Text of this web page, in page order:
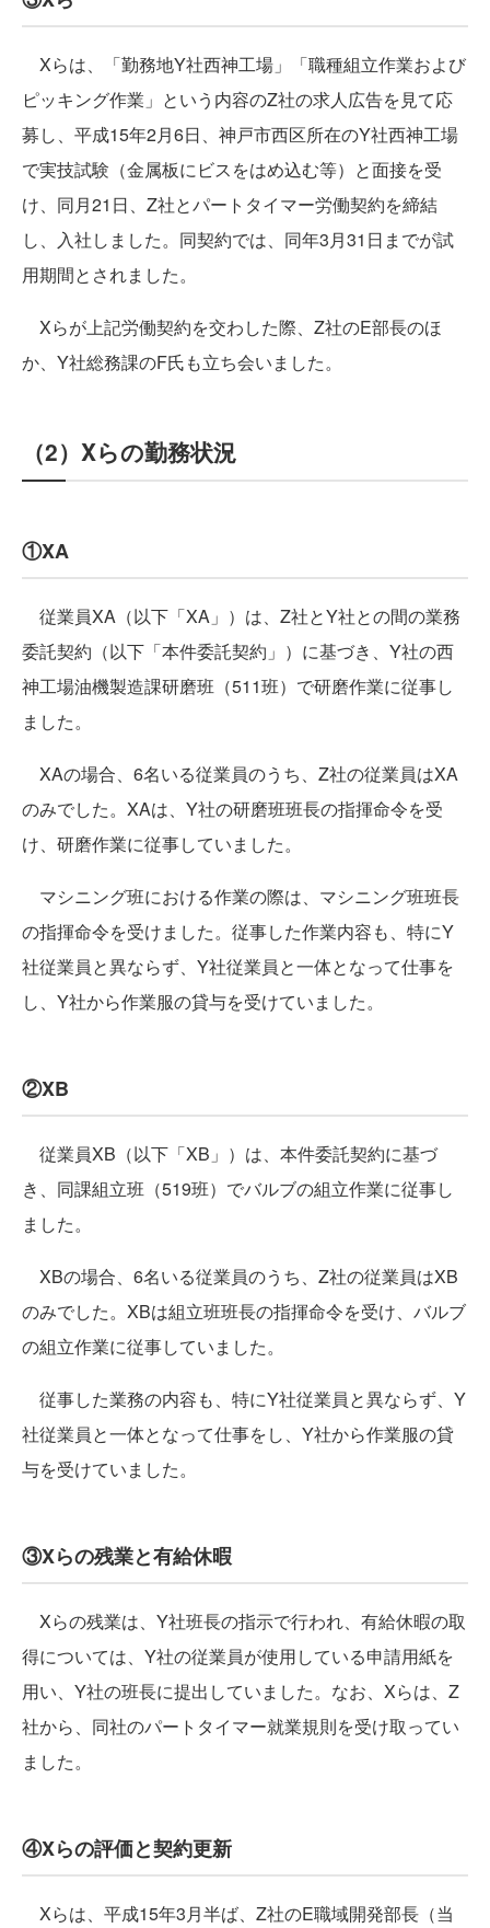
Xらは、「勤務地Y社西神工場」「職種組立作業および
ピッキング作業」という内容のZ社の求人広告を見て応
募し、平成15年2月6日、神戸市西区所在のY社西神工場
で実技試験（金属板にビスをはめ込む等）と面接を受
け、同月21日、Z社とパートタイマー労働契約を締結
し、入社しました。同契約では、同年3月31日までが試
用期間とされました。
Xらが上記労働契約を交わした際、Z社のE部長のほ
か、Y社総務課のF氏も立ち会いました。
（2）Xらの勤務状況
①XA
従業員XA（以下「XA」）は、Z社とY社との間の業務
委託契約（以下「本件委託契約」）に基づき、Y社の西
神工場油機製造課研磨班（511班）で研磨作業に従事し
ました。
XAの場合、6名いる従業員のうち、Z社の従業員はXA
のみでした。XAは、Y社の研磨班班長の指揮命令を受
け、研磨作業に従事していました。
マシニング班における作業の際は、マシニング班班長
の指揮命令を受けました。従事した作業内容も、特にY
社従業員と異ならず、Y社従業員と一体となって仕事を
し、Y社から作業服の貸与を受けていました。
②XB
従業員XB（以下「XB」）は、本件委託契約に基づ
き、同課組立班（519班）でバルブの組立作業に従事し
ました。
XBの場合、6名いる従業員のうち、Z社の従業員はXB
のみでした。XBは組立班班長の指揮命令を受け、バルブ
の組立作業に従事していました。
従事した業務の内容も、特にY社従業員と異ならず、Y
社従業員と一体となって仕事をし、Y社から作業服の貸
与を受けていました。
③Xらの残業と有給休暇
Xらの残業は、Y社班長の指示で行われ、有給休暇の取
得については、Y社の従業員が使用している申請用紙を
用い、Y社の班長に提出していました。なお、Xらは、Z
社から、同社のパートタイマー就業規則を受け取ってい
ました。
④Xらの評価と契約更新
Xらは、平成15年3月半ば、Z社のE職域開発部長（当